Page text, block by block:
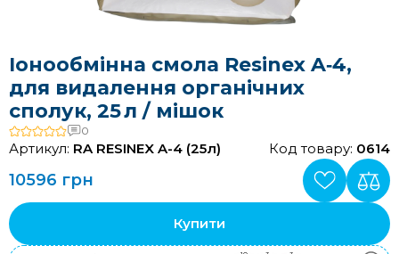
Іонообмінна смола Resinex A‑4,
для видалення органічних
сполук, 25 л / мішок
0
Артикул: RA RESINEX A-4 (25л) Код товару: 0614
10596 грн
Купити